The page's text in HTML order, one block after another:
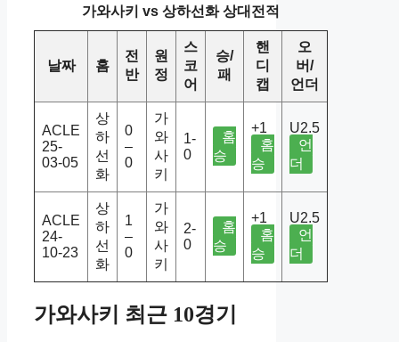
가와사키 vs 상하선화 상대전적
날짜 홈
전
반
원
정
스
코
어
승/
패
핸
디
캡
오
버/
언더
ACLE
25-
03-05
상
하
선
화
0
–
0
가
와
사
키
1-
0
홈
승
+1
홈
승
U2.5
언
더
ACLE
24-
10-23
상
하
선
화
1
–
0
가
와
사
키
2-
0
홈
승
+1
홈
승
U2.5
언
더
가와사키 최근 10경기